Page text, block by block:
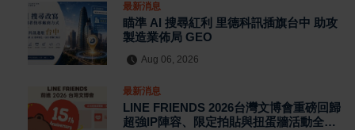
最新消息
瞄準 AI 搜尋紅利 里德科訊插旗台中 助攻
製造業佈局 GEO
Aug 06, 2026
最新消息
LINE FRIENDS 2026台灣文博會重磅回歸
超強IP陣容、限定拍貼與扭蛋牆活動全公